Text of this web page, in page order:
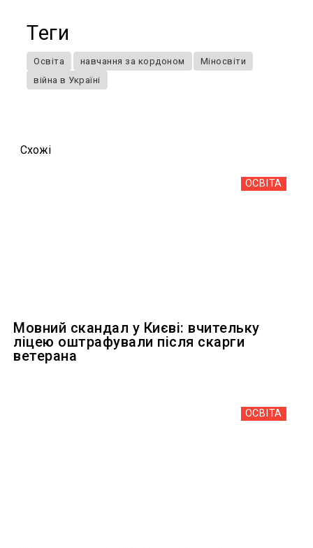
Теги
Освіта навчання за кордоном
Міносвіти
війна в Україні
Схожi
ОСВІТА
Мовний скандал у Києві: вчительку
ліцею оштрафували після скарги
ветерана
ОСВІТА